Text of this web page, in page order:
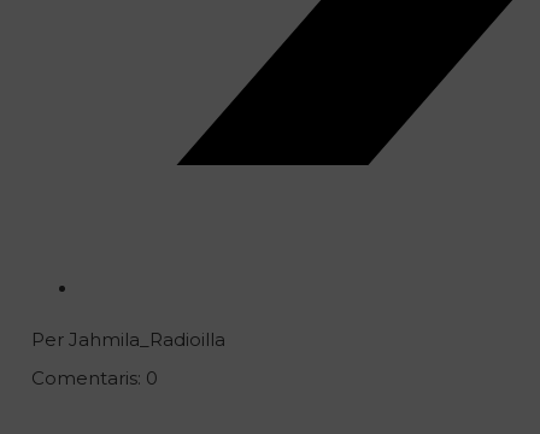
Per Jahmila_Radioilla
Comentaris: 0